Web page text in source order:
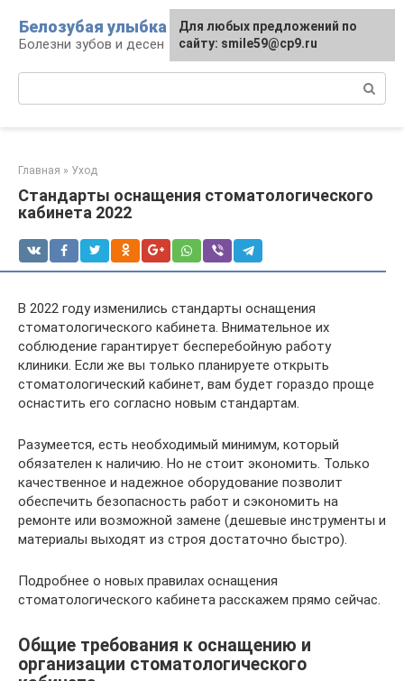
контенту
Белозубая улыбка
Болезни зубов и десен
Главная » Уход
Стандарты оснащения стоматологического
кабинета 2022
В 2022 году изменились стандарты оснащения
стоматологического кабинета. Внимательное их
соблюдение гарантирует бесперебойную работу
клиники. Если же вы только планируете открыть
стоматологический кабинет, вам будет гораздо проще
оснастить его согласно новым стандартам.
Разумеется, есть необходимый минимум, который
обязателен к наличию. Но не стоит экономить. Только
качественное и надежное оборудование позволит
обеспечить безопасность работ и сэкономить на
ремонте или возможной замене (дешевые инструменты и
материалы выходят из строя достаточно быстро).
Подробнее о новых правилах оснащения
стоматологического кабинета расскажем прямо сейчас.
Общие требования к оснащению и
организации стоматологического
Для любых предложений по
сайту: smile59@cp9.ru